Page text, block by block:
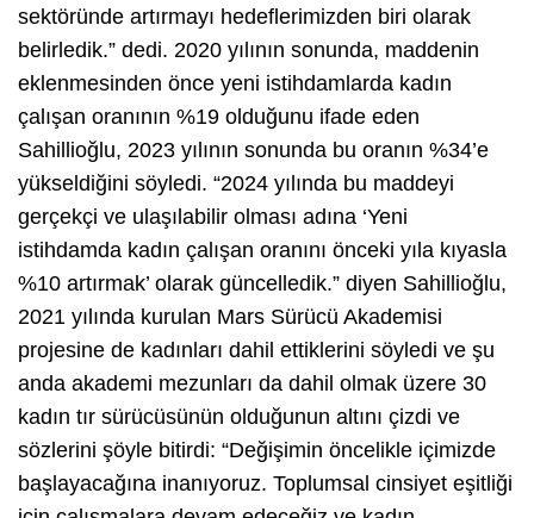
sektöründe artırmayı hedeflerimizden biri olarak
belirledik.” dedi. 2020 yılının sonunda, maddenin
eklenmesinden önce yeni istihdamlarda kadın
çalışan oranının %19 olduğunu ifade eden
Sahillioğlu, 2023 yılının sonunda bu oranın %34’e
yükseldiğini söyledi. “2024 yılında bu maddeyi
gerçekçi ve ulaşılabilir olması adına ‘Yeni
istihdamda kadın çalışan oranını önceki yıla kıyasla
%10 artırmak’ olarak güncelledik.” diyen Sahillioğlu,
2021 yılında kurulan Mars Sürücü Akademisi
projesine de kadınları dahil ettiklerini söyledi ve şu
anda akademi mezunları da dahil olmak üzere 30
kadın tır sürücüsünün olduğunun altını çizdi ve
sözlerini şöyle bitirdi: “Değişimin öncelikle içimizde
başlayacağına inanıyoruz. Toplumsal cinsiyet eşitliği